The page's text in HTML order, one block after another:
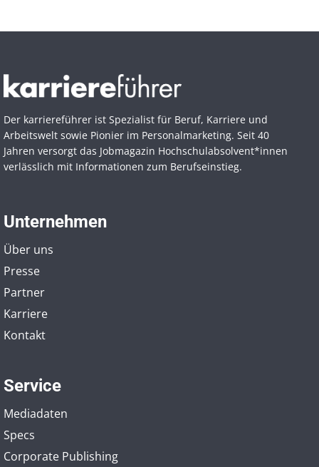
Der karriereführer ist Spezialist für Beruf, Karriere und
Arbeitswelt sowie Pionier im Personal­marketing. Seit 40
Jahren versorgt das Jobmagazin Hochschul­absolvent*innen
verlässlich mit Informationen zum Berufseinstieg.
Unternehmen
Über uns
Presse
Partner
Karriere
Kontakt
Service
Mediadaten
Specs
Corporate Publishing